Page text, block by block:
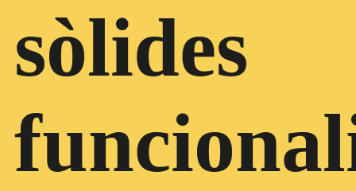
sòlides